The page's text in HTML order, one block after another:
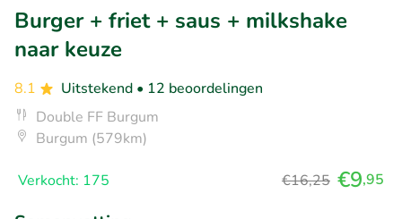
Burger + friet + saus + milkshake
naar keuze
8.1 Uitstekend • 12 beoordelingen
Double FF Burgum
Burgum (579km)
Verkocht: 175 €16,25 €9,95